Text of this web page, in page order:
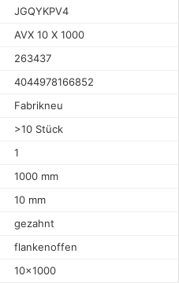
JGQYKPV4
AVX 10 X 1000
263437
4044978166852
Fabrikneu
>10 Stück
1
1000 mm
10 mm
gezahnt
flankenoffen
10x1000